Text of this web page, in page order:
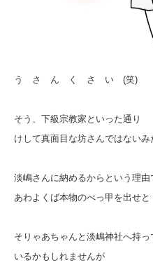
う さ ん く さ い (笑)
そう、下級宗教家といった通り
けして真面目な坊さんではないみ
淡嶋さんに納めるからという理
あわよくば本物のべっ甲を出せと
そりゃあちゃんと淡嶋神社へ持
いるかもしれませんが